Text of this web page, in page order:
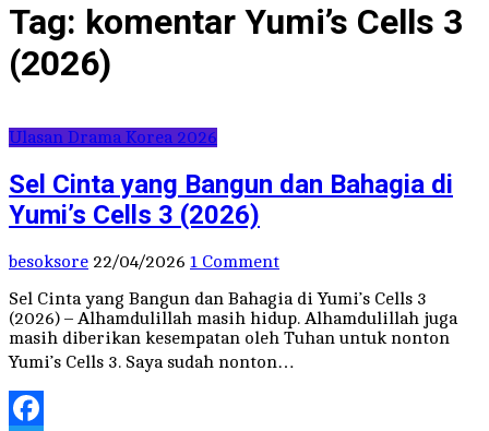
Tag: komentar Yumi’s Cells 3
(2026)
Ulasan Drama Korea 2026
Sel Cinta yang Bangun dan Bahagia di
Yumi’s Cells 3 (2026)
besoksore 22/04/2026 1 Comment
Sel Cinta yang Bangun dan Bahagia di Yumi’s Cells 3
(2026) – Alhamdulillah masih hidup. Alhamdulillah juga
masih diberikan kesempatan oleh Tuhan untuk nonton
Yumi’s Cells 3. Saya sudah nonton…